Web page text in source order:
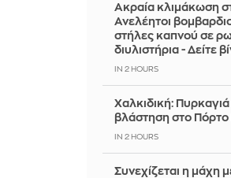
Ακραία κλιμάκωση
Ανελέητοι
στήλες καπνού σε
διυλιστήρια - Δείτε
IN 2 HOURS
Χαλκιδική:
βλάστηση στο
IN 2 HOURS
Συνεχίζεται η μάχη